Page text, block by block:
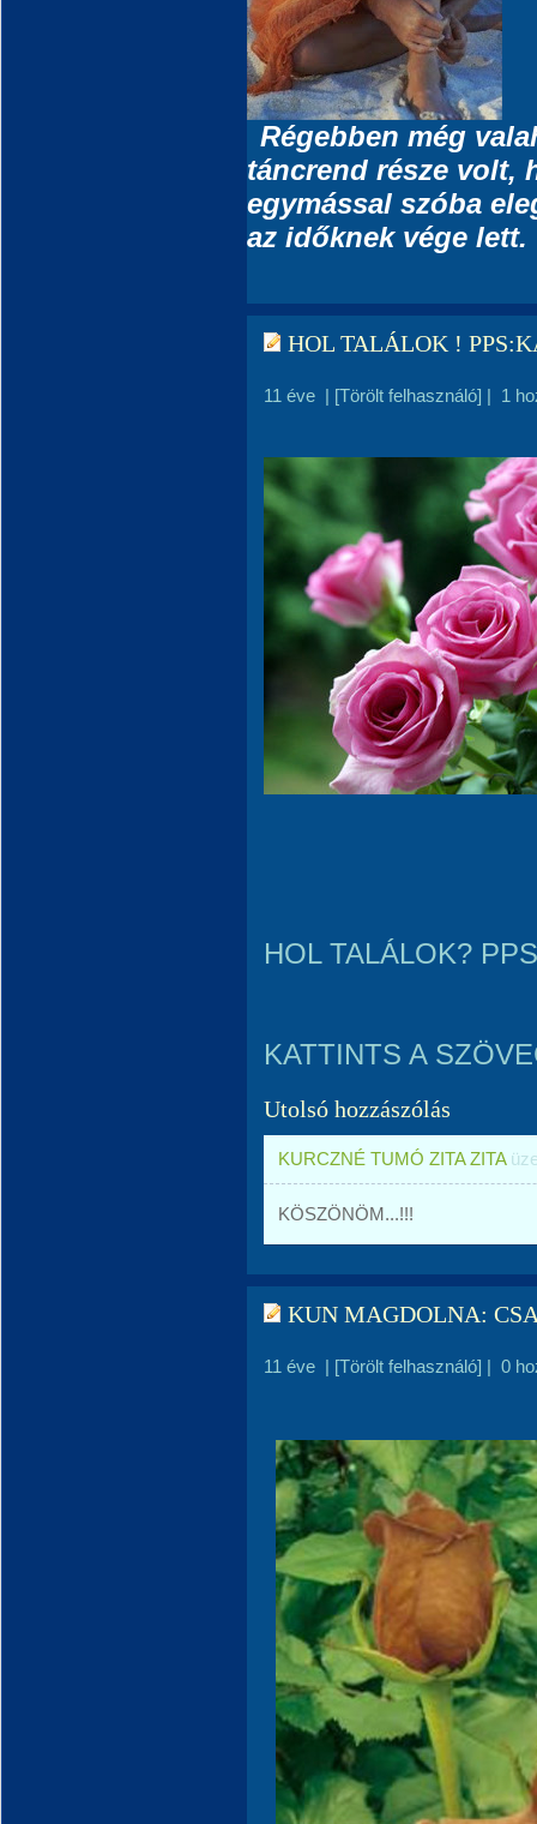
Régebben még
táncrend része volt,
egymással szóba
az időknek vége lett.
HOL TALÁLOK !
11 éve | [Törölt felhasználó] | 1
HOL TALÁLOK?
KATTINTS A
Utolsó hozzászólás
KURCZNÉ TUMÓ ZITA ZITA
KÖSZÖNÖM...!!!
KUN MAGDOLNA:
11 éve | [Törölt felhasználó] | 0